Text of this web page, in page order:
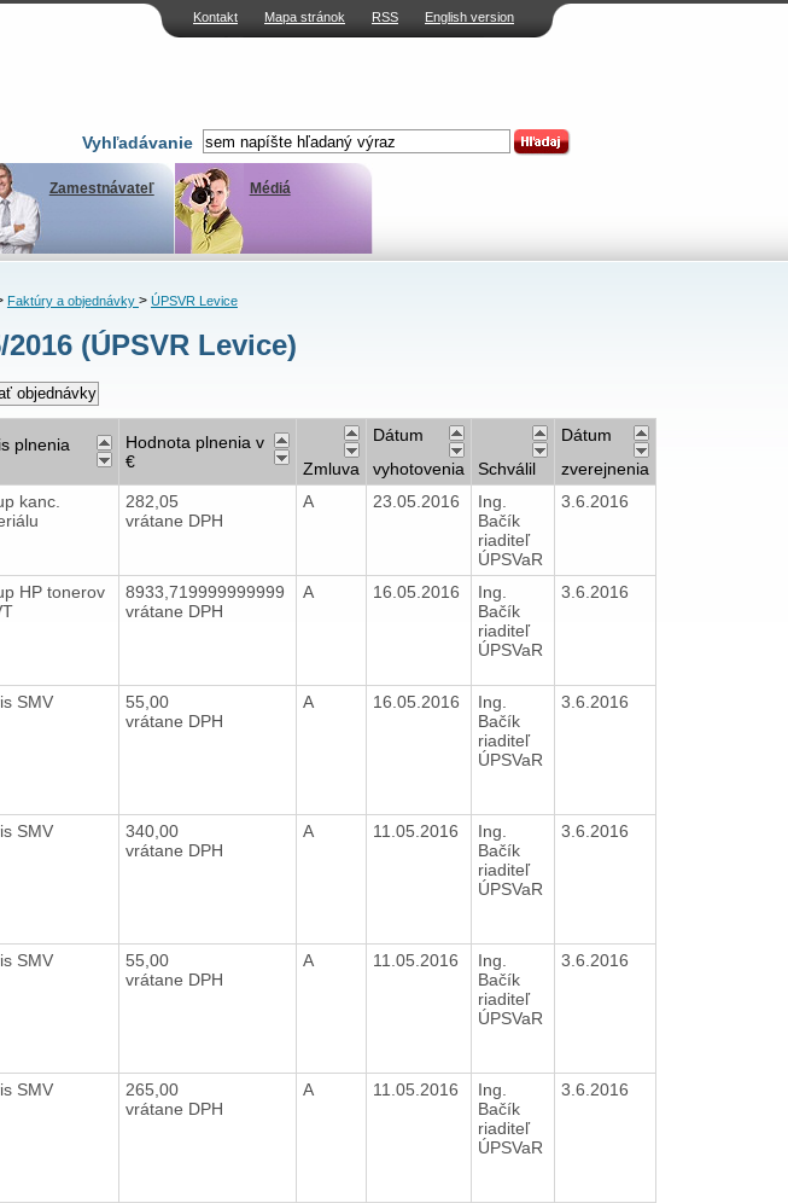
Kontakt Mapa stránok RSS English version
Vyhľadávanie
Zamestnávateľ Médiá
Faktúry a objednávky > ÚPSVR Levice
(ÚPSVR Levice)
plnenia
Hodnota plnenia v
€
Zmluva
Dátum
vyhotovenia
Schválil
Dátum
zverejnenia
kanc.
282,05
vrátane DPH
A 23.05.2016
Ing.
Bačík
riaditeľ
ÚPSVaR
3.6.2016
HP tonerov
8933,719999999999
vrátane DPH
A 16.05.2016
Ing.
Bačík
riaditeľ
ÚPSVaR
3.6.2016
SMV
55,00
vrátane DPH
A 16.05.2016
Ing.
Bačík
riaditeľ
ÚPSVaR
3.6.2016
SMV
340,00
vrátane DPH
A 11.05.2016
Ing.
Bačík
riaditeľ
ÚPSVaR
3.6.2016
SMV
55,00
vrátane DPH
A 11.05.2016
Ing.
Bačík
riaditeľ
ÚPSVaR
3.6.2016
SMV
265,00
vrátane DPH
A 11.05.2016
Ing.
Bačík
riaditeľ
ÚPSVaR
3.6.2016